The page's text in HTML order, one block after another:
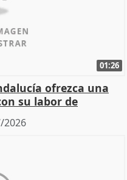
01:26
ofrezca una
su labor de
2026